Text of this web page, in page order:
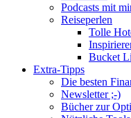
Podcasts mit
Reiseperlen
Tolle
Bucket
Extra-Tipps
Die besten
Newsletter ;-)
Bücher zur